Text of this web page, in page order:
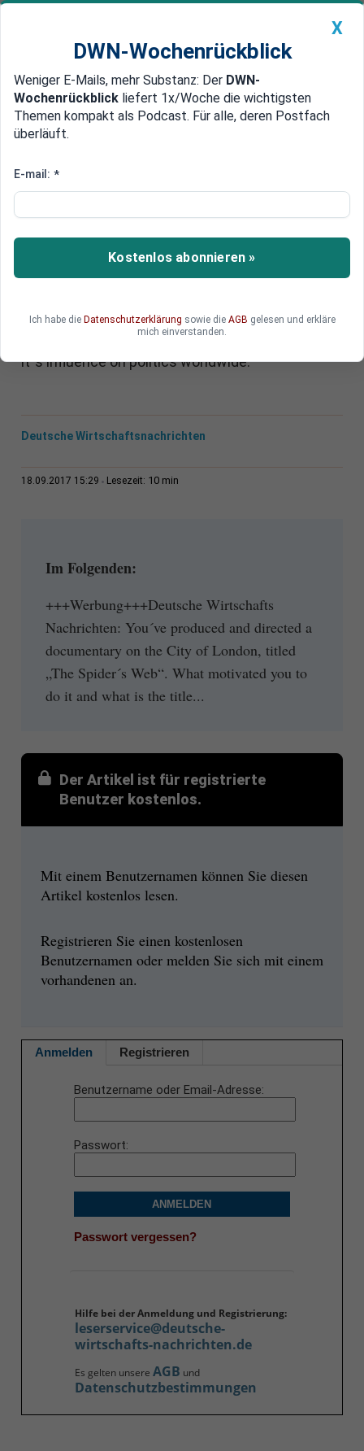
Newsticker MEIN DWN: Geldanlage Premium
Edelmetalle DWN-Magazin China
The Spider's Web
City of London: Capital of an
invisible empire
The British Empire still persists – in the guise of
insider John Christensen take a closer look at
it´s influence on politics worldwide.
Deutsche Wirtschaftsnachrichten
18.09.2017 15:29 Lesezeit: 10 min
Im Folgenden:
+++Werbung+++Deutsche Wirtschafts
Nachrichten: You´ve produced and directed a
documentary on the City of London, titled
„The Spider´s Web“. What motivated you to
do it and what is the title...
Der Artikel ist für registrierte
Benutzer kostenlos.
Mit einem Benutzernamen können Sie diesen
Artikel kostenlos lesen.
Registrieren Sie einen kostenlosen
Benutzernamen oder melden Sie sich mit einem
vorhandenen an.
Anmelden Registrieren
Benutzername oder Email-Adresse
Passwort
ANMELDEN
Passwort vergessen?
Hilfe bei der Anmeldung und Registrierung:
leserservice@deutsche-
wirtschafts-nachrichten.de
Es gelten unsere AGB und
Datenschutzbestimmungen
X
DWN-Wochenrückblick
Weniger E-Mails, mehr Substanz: Der DWN-
Wochenrückblick liefert 1x/Woche die wichtigsten
Themen kompakt als Podcast. Für alle, deren Postfach
überläuft.
E-mail: *
Kostenlos abonnieren »
Ich habe die Datenschutzerklärung sowie die AGB gelesen und erkläre
mich einverstanden.